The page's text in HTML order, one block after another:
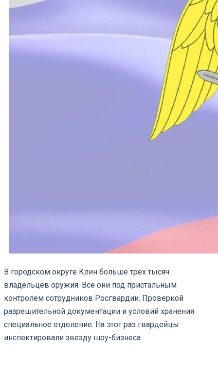
В городском округе Клин больше трех тысяч
владельцев оружия. Все они под пристальным
контролем сотрудников Росгвардии. Проверкой
разрешительной документации и условий хранения
специальное отделение. На этот раз гвардейцы
инспектировали звезду шоу-бизнеса